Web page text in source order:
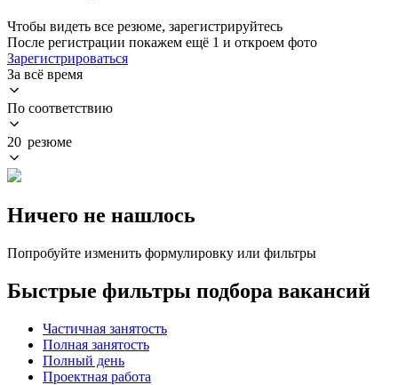
Чтобы видеть все резюме, зарегистрируйтесь
После регистрации покажем ещё 1 и откроем фото
Зарегистрироваться
За всё время
По соответствию
20 резюме
Ничего не нашлось
Попробуйте изменить формулировку или фильтры
Быстрые фильтры подбора вакансий
Частичная занятость
Полная занятость
Полный день
Проектная работа